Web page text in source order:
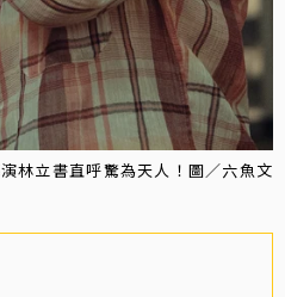
林立書直呼驚為天人！圖／六魚文